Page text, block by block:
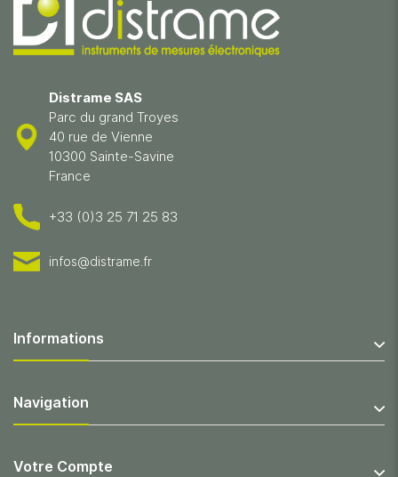
Distrame SAS
Parc du grand Troyes
40 rue de Vienne
10300 Sainte-Savine
France
+33 (0)3 25 71 25 83
infos@distrame.fr
Informations
Navigation
Votre Compte